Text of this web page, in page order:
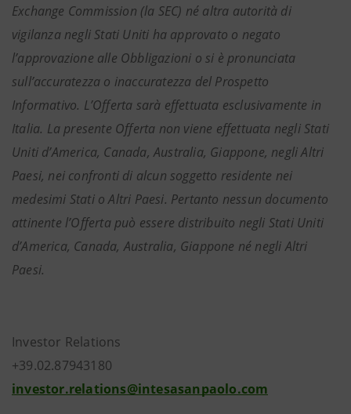
Exchange Commission (la SEC) né altra autorità di
vigilanza negli Stati Uniti ha approvato o negato
l’approvazione alle Obbligazioni o si è pronunciata
sull’accuratezza o inaccuratezza del Prospetto
Informativo. L’Offerta sarà effettuata esclusivamente in
Italia. La presente Offerta non viene effettuata negli Stati
Uniti d’America, Canada, Australia, Giappone, negli Altri
Paesi, nei confronti di alcun soggetto residente nei
medesimi Stati o Altri Paesi. Pertanto nessun documento
attinente l’Offerta può essere distribuito negli Stati Uniti
d’America, Canada, Australia, Giappone né negli Altri
Paesi.
Investor Relations
+39.02.87943180
investor.relations@intesasanpaolo.com